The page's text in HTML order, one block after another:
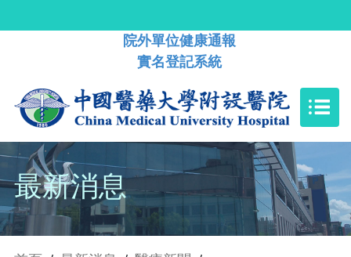
院外單位健康通報
實名登記系統
最新消息